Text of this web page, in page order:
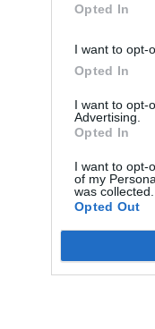
Opted In
I want to opt-
Opted In
I want to opt-
Advertising.
Opted In
I want to opt-
of my
was collected.
Opted Out
+